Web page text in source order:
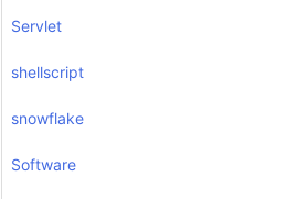
Servlet
shellscript
snowflake
Software